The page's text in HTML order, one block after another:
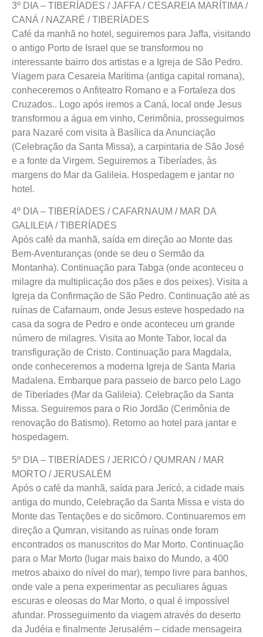
3º DIA – TIBERÍADES / JAFFA / CESAREIA MARÍTIMA /
CANÁ / NAZARÉ / TIBERÍADES
Café da manhã no hotel, seguiremos para Jaffa, visitando
o antigo Porto de Israel que se transformou no
interessante bairro dos artistas e a Igreja de São Pedro.
Viagem para Cesareia Marítima (antiga capital romana),
conheceremos o Anfiteatro Romano e a Fortaleza dos
Cruzados.. Logo após iremos a Caná, local onde Jesus
transformou a água em vinho, Cerimônia, prosseguimos
para Nazaré com visita à Basílica da Anunciação
(Celebração da Santa Missa), a carpintaria de São José
e a fonte da Virgem. Seguiremos a Tiberíades, às
margens do Mar da Galileia. Hospedagem e jantar no
hotel.
4º DIA – TIBERÍADES / CAFARNAUM / MAR DA
GALILEIA / TIBERÍADES
Após café da manhã, saída em direção ao Monte das
Bem-Aventuranças (onde se deu o Sermão da
Montanha). Continuação para Tabga (onde aconteceu o
milagre da multiplicação dos pães e dos peixes). Visita a
Igreja da Confirmação de São Pedro. Continuação até as
ruínas de Cafarnaum, onde Jesus esteve hospedado na
casa da sogra de Pedro e onde aconteceu um grande
número de milagres. Visita ao Monte Tabor, local da
transfiguração de Cristo. Continuação para Magdala,
onde conheceremos a moderna Igreja de Santa Maria
Madalena. Embarque para passeio de barco pelo Lago
de Tiberíades (Mar da Galileia). Celebração da Santa
Missa. Seguiremos para o Rio Jordão (Cerimônia de
renovação do Batismo). Retorno ao hotel para jantar e
hospedagem.
5º DIA – TIBERÍADES / JERICÓ / QUMRAN / MAR
MORTO / JERUSALÉM
Após o café da manhã, saída para Jericó, a cidade mais
antiga do mundo, Celebração da Santa Missa e vista do
Monte das Tentações e do sicômoro. Continuaremos em
direção a Qumran, visitando as ruínas onde foram
encontrados os manuscritos do Mar Morto. Continuação
para o Mar Morto (lugar mais baixo do Mundo, a 400
metros abaixo do nível do mar), tempo livre para banhos,
onde vale a pena experimentar as peculiares águas
escuras e oleosas do Mar Morto, o qual é impossível
afundar. Prosseguimento da viagem através do deserto
da Judéia e finalmente Jerusalém – cidade mensageira